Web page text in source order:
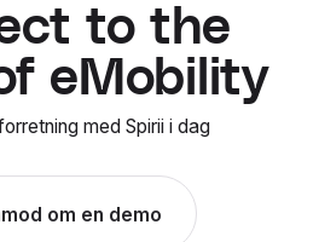
to the
eMobility
med Spirii i dag
om en demo